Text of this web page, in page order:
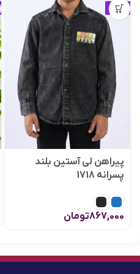
ویژه
پیراهن لی آستین بلند
پسرانه 1718
867,000تومان